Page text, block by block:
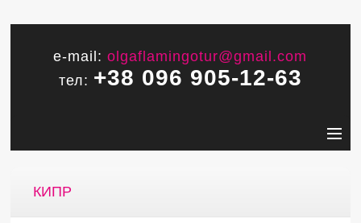
e-mail:olgaflamingotur@gmail.com
тел: +38 096 905-12-63
КИПР